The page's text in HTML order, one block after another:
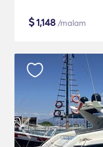
$1,148 /malam